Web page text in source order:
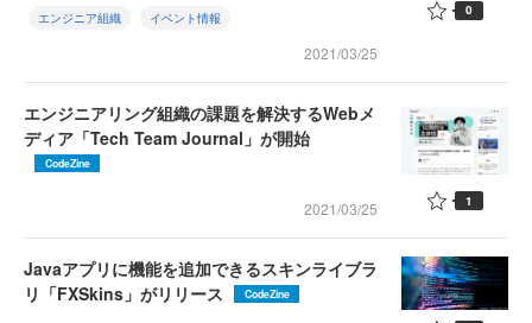
エンジニア組織 イベント情報
2021/03/25
0
エンジニアリング組織の課題を解決するWebメ
ディア「Tech Team Journal」が開始
CodeZine
2021/03/25 1
Javaアプリに機能を追加できるスキンライブラ
リ「FXSkins」がリリース
CodeZine